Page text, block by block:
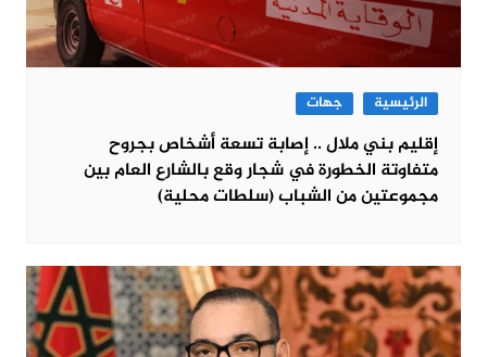
الرئيسية جهات
إقليم بني ملال .. إصابة تسعة أشخاص بجروح
متفاوتة الخطورة في شجار وقع بالشارع العام بين
مجموعتين من الشباب (سلطات محلية)